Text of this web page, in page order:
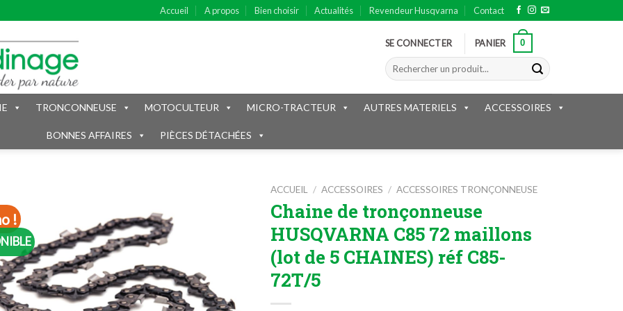
Accueil A propos Bien choisir Actualités Revendeur Husqvarna Contact
SE CONNECTER PANIER
0
Recherche
pour :
TRONCONNEUSE MOTOCULTEUR MICRO-TRACTEUR AUTRES MATERIELS ACCESSOIRES
BONNES AFFAIRES PIÈCES DÉTACHÉES
!
ACCUEIL / ACCESSOIRES / ACCESSOIRES TRONÇONNEUSE
Chaine de tronçonneuse
HUSQVARNA C85 72 maillons
(lot de 5 CHAINES) réf C85-
72T/5